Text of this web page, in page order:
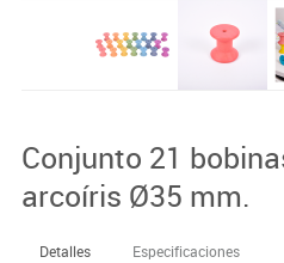
Conjunto 21
arcoíris Ø35 mm.
Detalles Especificaciones